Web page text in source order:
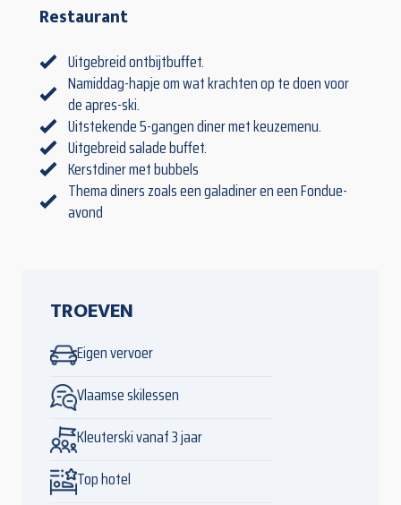
Restaurant
Uitgebreid ontbijtbuffet.
Namiddag-hapje om wat krachten op te doen voor
de apres-ski.
Uitstekende 5-gangen diner met keuzemenu.
Uitgebreid salade buffet.
Kerstdiner met bubbels
Thema diners zoals een galadiner en een Fondue-
avond
TROEVEN
Eigen vervoer
Vlaamse skilessen
Kleuterski vanaf 3 jaar
Top hotel